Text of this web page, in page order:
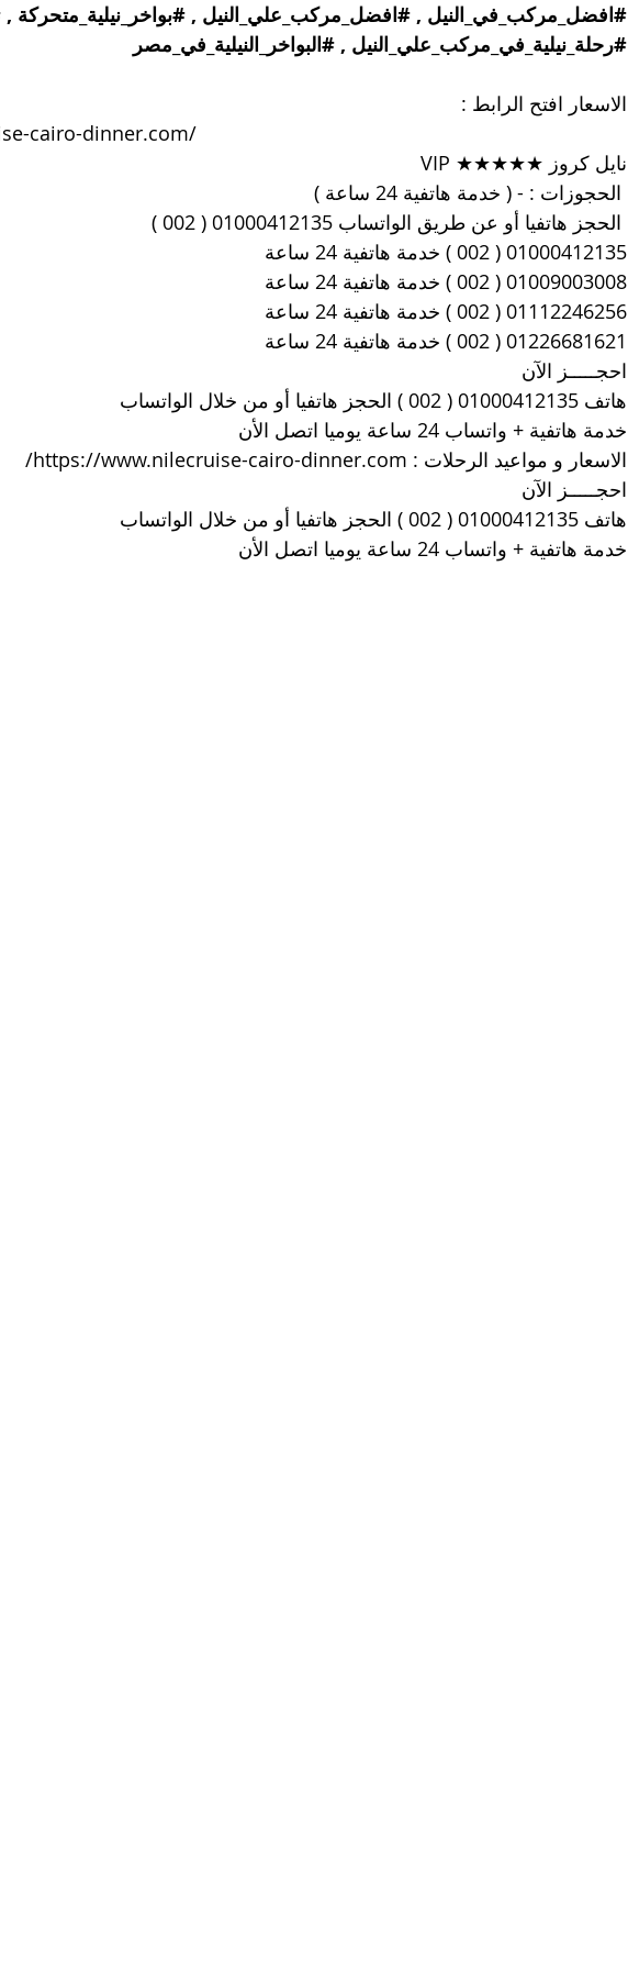
#افضل_مركب_في_النيل , #افضل_مركب_علي_النيل , #بواخر_نيلية_متحركة ,
#رحلة_نيلية_في_مركب_علي_النيل , #البواخر_النيلية_في_مصر
الاسعار افتح الرابط :
cairo-dinner.com/
نايل كروز ★★★★★ VIP
الحجوزات : - ( خدمة هاتفية 24 ساعة )
الحجز هاتفيا أو عن طريق الواتساب 01000412135 ( 002 )
01000412135 ( 002 ) خدمة هاتفية 24 ساعة
01009003008 ( 002 ) خدمة هاتفية 24 ساعة
01112246256 ( 002 ) خدمة هاتفية 24 ساعة
01226681621 ( 002 ) خدمة هاتفية 24 ساعة
احجـــــز الآن
هاتف 01000412135 ( 002 ) الحجز هاتفيا أو من خلال الواتساب
خدمة هاتفية + واتساب 24 ساعة يوميا اتصل الأن
الاسعار و مواعيد الرحلات : https://www.nilecruise-cairo-dinner.com/
احجـــــز الآن
هاتف 01000412135 ( 002 ) الحجز هاتفيا أو من خلال الواتساب
خدمة هاتفية + واتساب 24 ساعة يوميا اتصل الأن